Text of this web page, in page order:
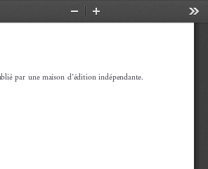
Zoom
par  une  maison  d’édition  indépendante.